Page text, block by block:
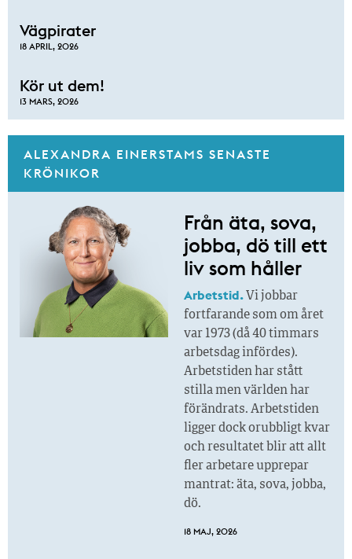
Vägpirater
18 APRIL, 2026
Kör ut dem!
13 MARS, 2026
ALEXANDRA EINERSTAMS SENASTE
KRÖNIKOR
Från äta, sova,
jobba, dö till ett
liv som håller
Arbetstid. Vi jobbar
fortfarande som om året
var 1973 (då 40 timmars
arbetsdag infördes).
Arbetstiden har stått
stilla men världen har
förändrats. Arbetstiden
ligger dock orubbligt kvar
och resultatet blir att allt
fler arbetare upprepar
mantrat: äta, sova, jobba,
dö.
18 MAJ, 2026